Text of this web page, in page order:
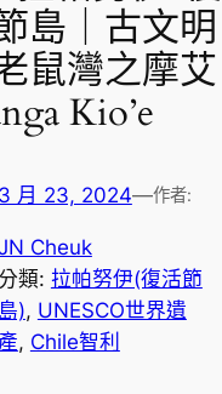
島｜古文明
老鼠灣之摩艾
Kio’e
3 月 23, 2024—作者:
Cheuk
類: 拉帕努伊(復活節
島), UNESCO世界遺
產, Chile智利